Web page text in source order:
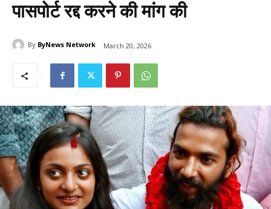
पासपोर्ट रद्द करने की मांग की
By ByNews Network March 20, 2026